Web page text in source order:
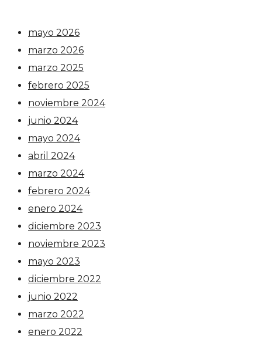
mayo 2026
marzo 2026
marzo 2025
febrero 2025
noviembre 2024
junio 2024
mayo 2024
abril 2024
marzo 2024
febrero 2024
enero 2024
diciembre 2023
noviembre 2023
mayo 2023
diciembre 2022
junio 2022
marzo 2022
enero 2022